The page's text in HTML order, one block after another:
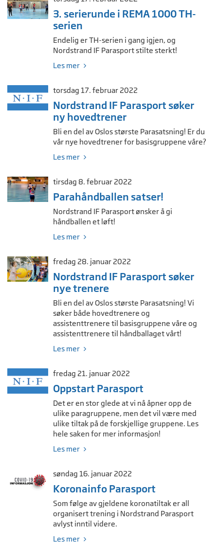
3. serierunde i REMA 1000 TH-
serien
Endelig er TH-serien i gang igjen, og
Nordstrand IF Parasport stilte sterkt!
Les mer
torsdag 17. februar 2022
Nordstrand IF Parasport søker
ny hovedtrener
Bli en del av Oslos største Parasatsning! Er du
vår nye hovedtrener for basisgruppene våre?
Les mer
tirsdag 8. februar 2022
Parahåndballen satser!
Nordstrand IF Parasport ønsker å gi
håndballen et løft!
Les mer
fredag 28. januar 2022
Nordstrand IF Parasport søker
nye trenere
Bli en del av Oslos største Parasatsning! Vi
søker både hovedtrenere og
assistenttrenere til basisgruppene våre og
assistenttrenere til håndballaget vårt!
Les mer
fredag 21. januar 2022
Oppstart Parasport
Det er en stor glede at vi nå åpner opp de
ulike paragruppene, men det vil være med
ulike tiltak på de forskjellige gruppene. Les
hele saken for mer informasjon!
Les mer
søndag 16. januar 2022
Koronainfo Parasport
Som følge av gjeldene koronatiltak er all
organisert trening i Nordstrand Parasport
avlyst inntil videre.
Les mer